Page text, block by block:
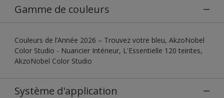
Gamme de couleurs
Couleurs de l’Année 2026 – Trouvez votre bleu, AkzoNobel
Color Studio - Nuancier Intérieur, L'Essentielle 120 teintes,
AkzoNobel Color Studio
Système d'application